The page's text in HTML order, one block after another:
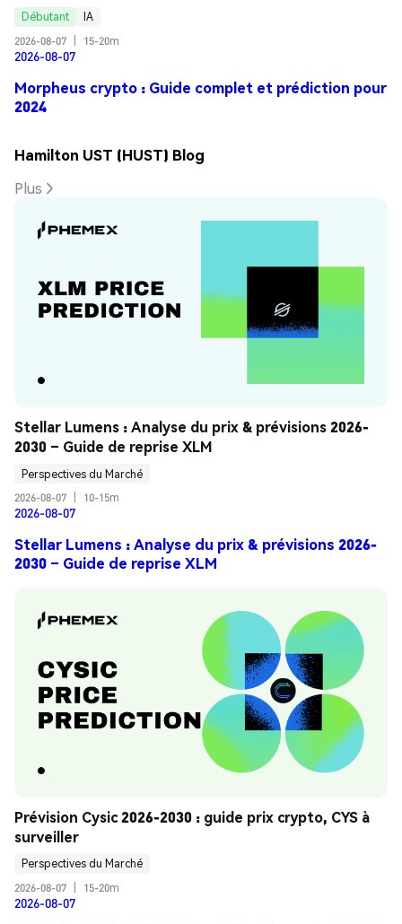
Débutant
IA
2026-08-07
15-20m
2026-08-07
Morpheus crypto : Guide complet et prédiction pour
2024
Hamilton UST (HUST) Blog
Plus
Stellar Lumens : Analyse du prix & prévisions 2026-
2030 – Guide de reprise XLM
Perspectives du Marché
2026-08-07
10-15m
2026-08-07
Stellar Lumens : Analyse du prix & prévisions 2026-
2030 – Guide de reprise XLM
Prévision Cysic 2026-2030 : guide prix crypto, CYS à
surveiller
Perspectives du Marché
2026-08-07
15-20m
2026-08-07